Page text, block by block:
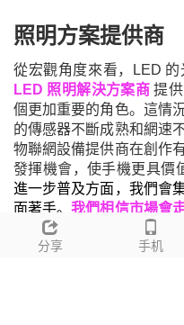
照明方案提供商
從宏觀角度來看，LED 的
LED 照明解決方案商 提
個更加重要的角色。這情
的傳感器不斷成熟和網速
物聯網設備提供商在創作
發揮機會，使手機更具價
進一步普及方面，我們會
面著手。我們相信市場會
來前所未有的照明體驗的
樣，創意和解決方案將進
分享 手机